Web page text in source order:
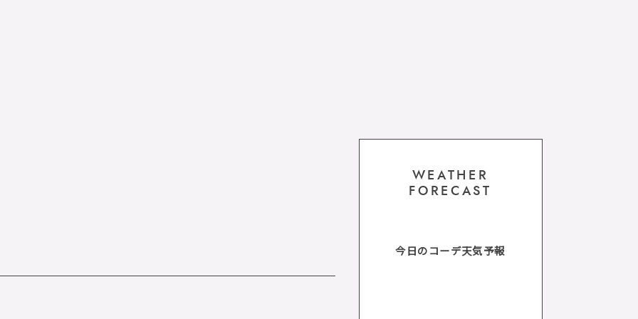
WEATHER
FORECAST
今日のコーデ天気予報